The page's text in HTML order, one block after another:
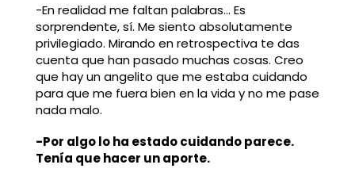
-En realidad me faltan palabras… Es
sorprendente, sí. Me siento absolutamente
privilegiado. Mirando en retrospectiva te das
cuenta que han pasado muchas cosas. Creo
que hay un angelito que me estaba cuidando
para que me fuera bien en la vida y no me pase
nada malo.
-Por algo lo ha estado cuidando parece.
Tenía que hacer un aporte.